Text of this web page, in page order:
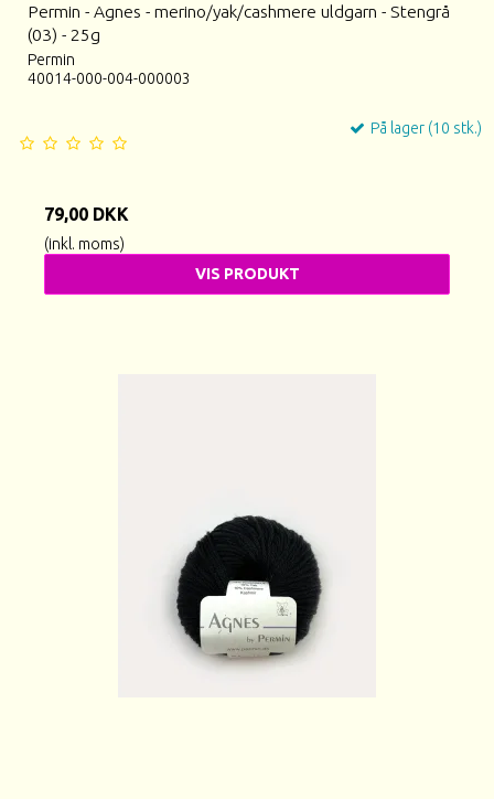
Permin - Agnes - merino/yak/cashmere uldgarn - Stengrå
(03) - 25g
Permin
40014-000-004-000003
På lager (10 stk.)
79,00 DKK
(inkl. moms)
VIS PRODUKT